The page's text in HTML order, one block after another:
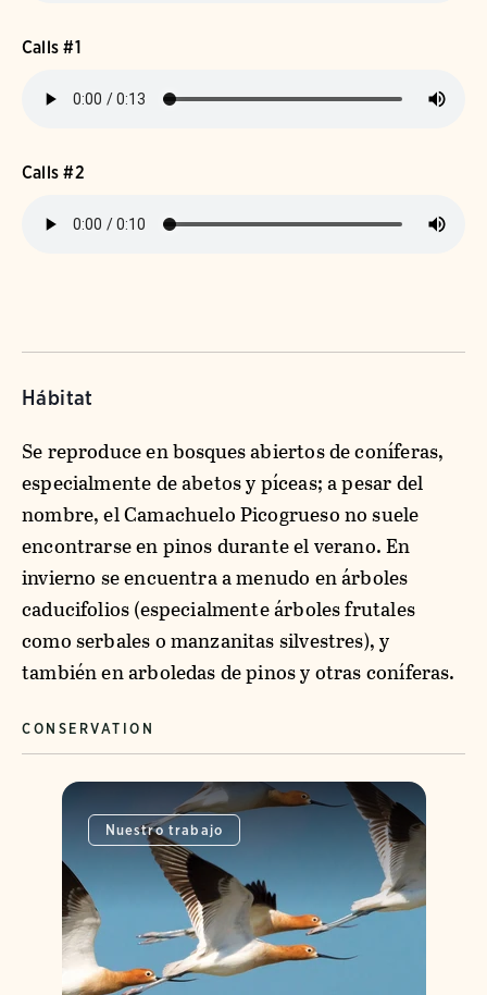
Calls #1
Calls #2
Hábitat
Se reproduce en bosques abiertos de coníferas,
especialmente de abetos y píceas; a pesar del
nombre, el Camachuelo Picogrueso no suele
encontrarse en pinos durante el verano. En
invierno se encuentra a menudo en árboles
caducifolios (especialmente árboles frutales
como serbales o manzanitas silvestres), y
también en arboledas de pinos y otras coníferas.
CONSERVATION
Nuestro trabajo